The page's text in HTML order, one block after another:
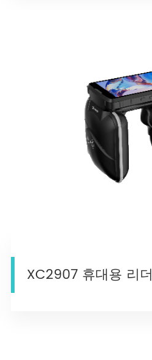
XC2907 휴대용 리더